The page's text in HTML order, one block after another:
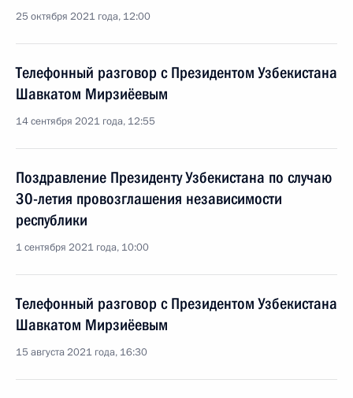
25 октября 2021 года, 12:00
Телефонный разговор с Президентом Узбекистана
Шавкатом Мирзиёевым
14 сентября 2021 года, 12:55
Поздравление Президенту Узбекистана по случаю
30-летия провозглашения независимости
республики
1 сентября 2021 года, 10:00
Телефонный разговор с Президентом Узбекистана
Шавкатом Мирзиёевым
15 августа 2021 года, 16:30